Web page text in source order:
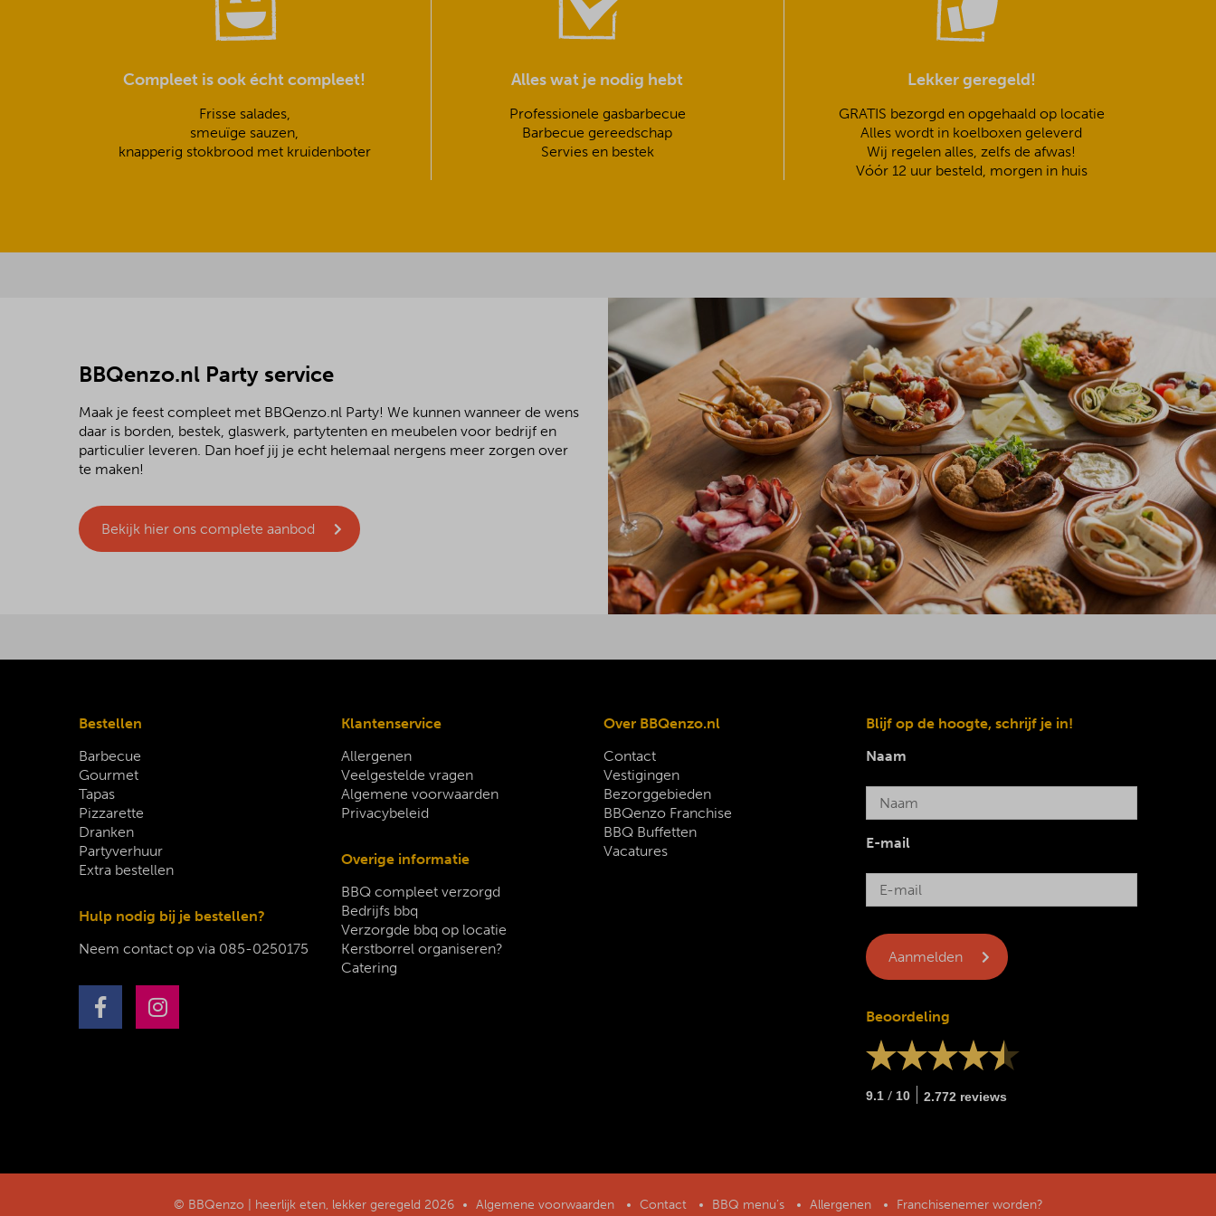
Compleet is ook écht compleet!
Frisse salades,
smeuïge sauzen,
knapperig stokbrood met kruidenboter
Alles wat je nodig hebt
Professionele gasbarbecue
Barbecue gereedschap
Servies en bestek
Lekker geregeld!
GRATIS bezorgd en opgehaald op locatie
Alles wordt in koelboxen geleverd
Wij regelen alles, zelfs de afwas!
Vóór 12 uur besteld, morgen in huis
BBQenzo.nl Party service
Maak je feest compleet met BBQenzo.nl Party! We kunnen wanneer de wens
daar is borden, bestek, glaswerk, partytenten en meubelen voor bedrijf en
particulier leveren. Dan hoef jij je echt helemaal nergens meer zorgen over
te maken!
Bekijk hier ons complete aanbod
Bestellen
Barbecue
Gourmet
Tapas
Pizzarette
Dranken
Partyverhuur
Extra bestellen
Hulp nodig bij je bestellen?
Neem contact op via 085-0250175
Klantenservice
Allergenen
Veelgestelde vragen
Algemene voorwaarden
Privacybeleid
Overige informatie
BBQ compleet verzorgd
Bedrijfs bbq
Verzorgde bbq op locatie
Kerstborrel organiseren?
Catering
Over BBQenzo.nl
Contact
Vestigingen
Bezorggebieden
BBQenzo Franchise
BBQ Buffetten
Vacatures
Blijf op de hoogte, schrijf je in!
Naam
E-mail
Beoordeling
9.1 / 10 2.772 reviews
© BBQenzo | heerlijk eten, lekker geregeld 2026 Algemene voorwaarden Contact BBQ menu’s Allergenen Franchisenemer worden?